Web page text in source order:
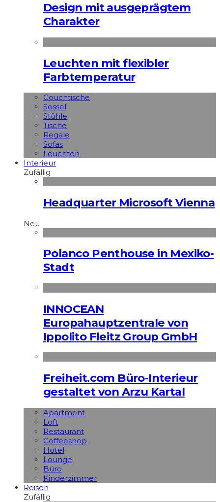
Design mit ausgeprägtem
Charakter
Leuchten mit flexibler
Farbtemperatur
Couchtische
Sessel
Stühle
Tische
Regale
Sofas
Leuchten
Interieur
Zufällig
Headquarter Microsoft Vienna
Neu
Polanco Penthouse in Mexiko-
Stadt
INNOCEAN
Europahauptzentrale von
Ippolito Fleitz Group GmbH
Freiheit.com Büro-Interieur
gestaltet von Arzu Kartal
Apart­ment
Loft
Restaurant
Coffeeshop
Hotel
Lounge
Büro
Kinderzimmer
Reisen
Zufällig